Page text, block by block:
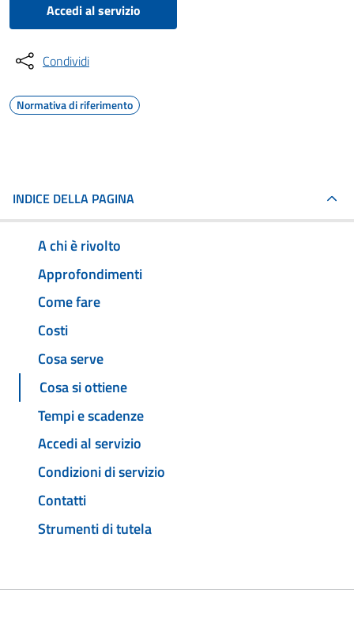
Accedi al servizio
Condividi
Normativa di riferimento
INDICE DELLA PAGINA
A chi è rivolto
Approfondimenti
Come fare
Costi
Cosa serve
Cosa si ottiene
Tempi e scadenze
Accedi al servizio
Condizioni di servizio
Contatti
Strumenti di tutela